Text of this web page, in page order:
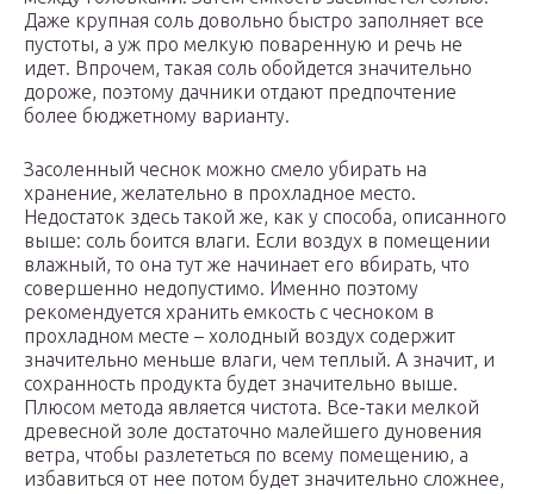
Даже крупная соль довольно быстро заполняет все
пустоты, а уж про мелкую поваренную и речь не
идет. Впрочем, такая соль обойдется значительно
дороже, поэтому дачники отдают предпочтение
более бюджетному варианту.
Засоленный чеснок можно смело убирать на
хранение, желательно в прохладное место.
Недостаток здесь такой же, как у способа, описанного
выше: соль боится влаги. Если воздух в помещении
влажный, то она тут же начинает его вбирать, что
совершенно недопустимо. Именно поэтому
рекомендуется хранить емкость с чесноком в
прохладном месте – холодный воздух содержит
значительно меньше влаги, чем теплый. А значит, и
сохранность продукта будет значительно выше.
Плюсом метода является чистота. Все-таки мелкой
древесной золе достаточно малейшего дуновения
ветра, чтобы разлететься по всему помещению, а
избавиться от нее потом будет значительно сложнее,